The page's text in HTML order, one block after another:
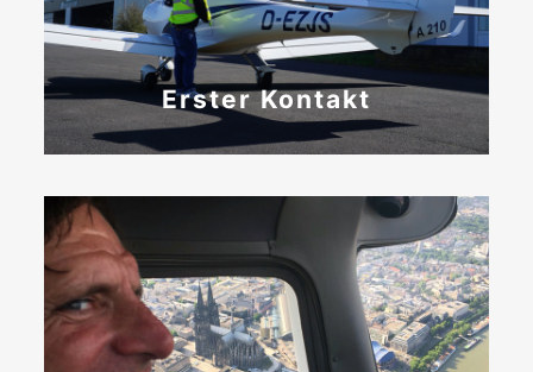
Erster Kontakt